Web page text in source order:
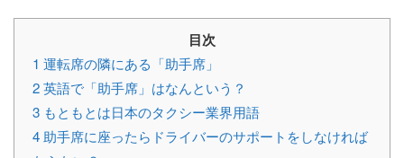
目次
1 運転席の隣にある「助手席」
2英語で「助手席」はなんという？
3 もともとは日本のタクシー業界用語
4 助手席に座ったらドライバーのサポートをしなければ